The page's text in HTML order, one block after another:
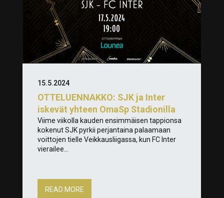
OTTELUENNAKKO: SJK ja Inter
iskevät yhteen OmaSp Stadionilla
15.5.2024
Viime viikolla kauden ensimmäisen tappionsa
kokenut SJK pyrkii perjantaina palaamaan
voittojen tielle Veikkausliigassa, kun FC Inter
vierailee...
READ MORE